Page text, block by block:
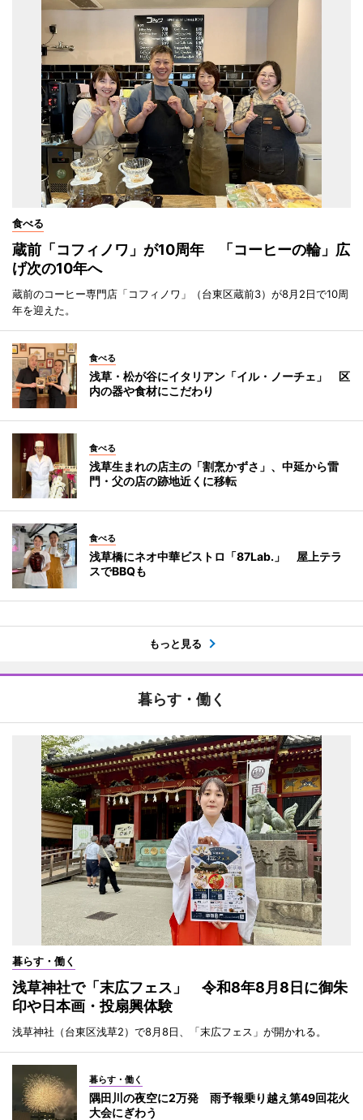
食べる
蔵前「コフィノワ」が10周年 「コーヒーの輪」広
げ次の10年へ
蔵前のコーヒー専門店「コフィノワ」（台東区蔵前3）が8月2日で10周
年を迎えた。
食べる
浅草・松が谷にイタリアン「イル・ノーチェ」 区
内の器や食材にこだわり
食べる
浅草生まれの店主の「割烹かずさ」、中延から雷
門・父の店の跡地近くに移転
食べる
浅草橋にネオ中華ビストロ「87Lab.」 屋上テラ
スでBBQも
もっと見る
暮らす・働く
暮らす・働く
浅草神社で「末広フェス」 令和8年8月8日に御朱
印や日本画・投扇興体験
浅草神社（台東区浅草2）で8月8日、「末広フェス」が開かれる。
暮らす・働く
隅田川の夜空に2万発 雨予報乗り越え第49回花火
大会にぎわう